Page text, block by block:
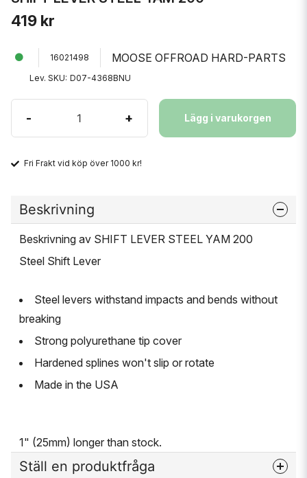
419 kr
16021498 MOOSE OFFROAD HARD-PARTS
Lev. SKU: D07-4368BNU
- + Lägg i varukorgen
Fri Frakt vid köp över 1000 kr!
Beskrivning
Beskrivning av SHIFT LEVER STEEL YAM 200
Steel Shift Lever
Steel levers withstand impacts and bends without
breaking
Strong polyurethane tip cover
Hardened splines won't slip or rotate
Made in the USA
1" (25mm) longer than stock.
Ställ en produktfråga